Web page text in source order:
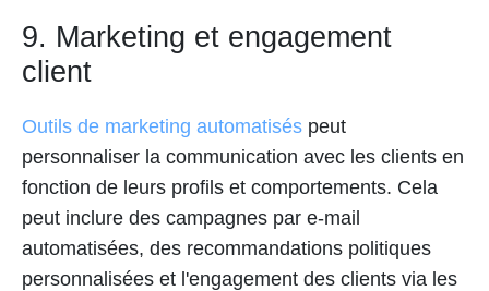
9. Marketing et engagement
client
Outils de marketing automatisés peut
personnaliser la communication avec les clients en
fonction de leurs profils et comportements. Cela
peut inclure des campagnes par e-mail
automatisées, des recommandations politiques
personnalisées et l'engagement des clients via les